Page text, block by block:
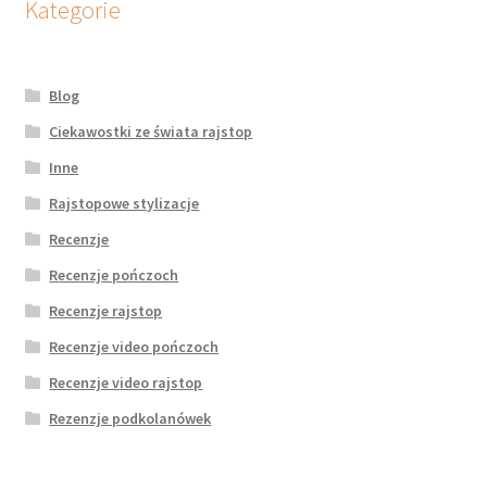
Kategorie
Blog
Ciekawostki ze świata rajstop
Inne
Rajstopowe stylizacje
Recenzje
Recenzje pończoch
Recenzje rajstop
Recenzje video pończoch
Recenzje video rajstop
Rezenzje podkolanówek